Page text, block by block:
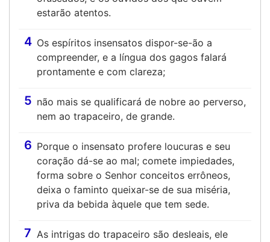
estarão atentos.
4 Os espíritos insensatos dispor-se-ão a
compreender, e a língua dos gagos falará
prontamente e com clareza;
5 não mais se qualificará de nobre ao perverso,
nem ao trapaceiro, de grande.
6 Porque o insensato profere loucuras e seu
coração dá-se ao mal; comete impiedades,
forma sobre o Senhor conceitos errôneos,
deixa o faminto queixar-se de sua miséria,
priva da bebida àquele que tem sede.
7 As intrigas do trapaceiro são desleais, ele